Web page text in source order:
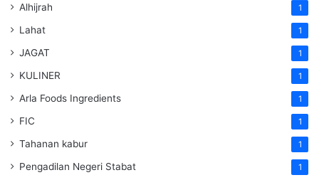
Alhijrah 1
Lahat 1
JAGAT 1
KULINER 1
Arla Foods Ingredients 1
FIC 1
Tahanan kabur 1
Pengadilan Negeri Stabat 1